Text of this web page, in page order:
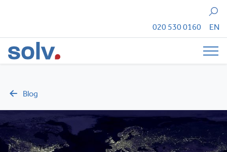
Zoeken
020 530 0160 EN
Blog